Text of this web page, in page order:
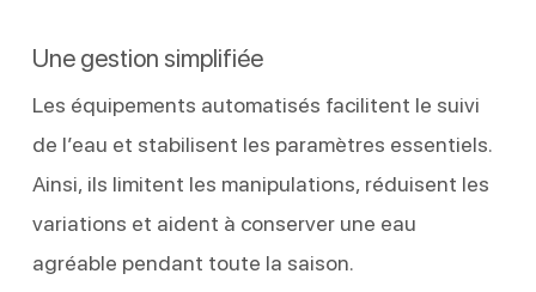
Une gestion simplifiée
Les équipements automatisés facilitent le suivi
de l’eau et stabilisent les paramètres essentiels.
Ainsi, ils limitent les manipulations, réduisent les
variations et aident à conserver une eau
agréable pendant toute la saison.